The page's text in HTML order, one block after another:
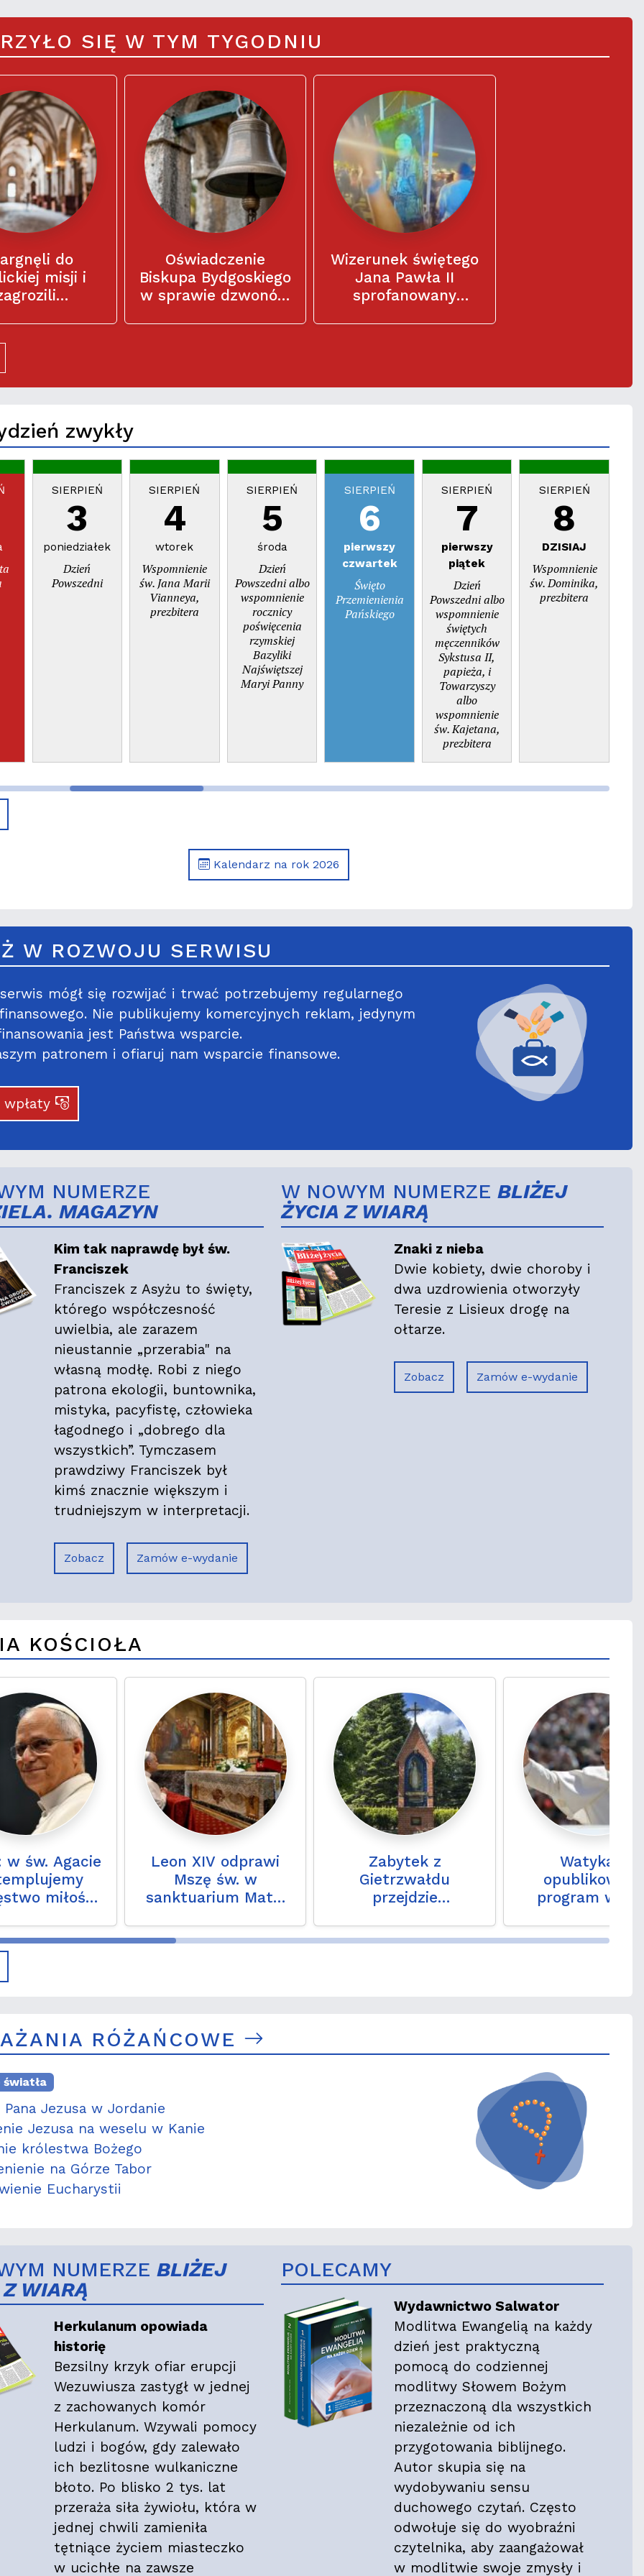
SIĘ W TYM TYGODNIU
do
misji i
tego
Oświadczenie
Biskupa Bydgoskiego
w sprawie dzwonów
Wizerunek świętego
Jana Pawła II
sprofanowany
zwykły
SIERPIEŃ
3
poniedziałek
Dzień
Powszedni
SIERPIEŃ
4
wtorek
Wspomnienie
św. Jana Marii
Vianneya,
prezbitera
SIERPIEŃ
5
środa
Dzień
Powszedni albo
wspomnienie
rocznicy
poświęcenia
rzymskiej
Bazyliki
Najświętszej
Maryi Panny
SIERPIEŃ
6
pierwszy
czwartek
Święto
Przemienienia
Pańskiego
SIERPIEŃ
7
pierwszy
piątek
Dzień
Powszedni albo
wspomnienie
świętych
męczenników
Sykstusa II,
papieża, i
Towarzyszy
albo
wspomnienie
św. Kajetana,
prezbitera
SIERPIEŃ
8
DZISIAJ
Wspomnienie
św. Dominika,
prezbitera
Kalendarz na rok 2026
W ROZWOJU SERWISU
mógł się rozwijać i trwać potrzebujemy regularnego
Nie publikujemy komercyjnych reklam, jedynym
jest Państwa wsparcie.
patronem i ofiaruj nam wsparcie finansowe.
wpłaty
NUMERZE
MAGAZYN
Kim tak naprawdę był św.
Franciszek
Franciszek z Asyżu to święty,
którego współczesność
uwielbia, ale zarazem
nieustannie „przerabia" na
własną modłę. Robi z niego
patrona ekologii, buntownika,
mistyka, pacyfistę, człowieka
łagodnego i „dobrego dla
wszystkich”. Tymczasem
prawdziwy Franciszek był
kimś znacznie większym i
trudniejszym w interpretacji.
Zobacz Zamów e-wydanie
W NOWYM NUMERZE BLIŻEJ
ŻYCIA Z WIARĄ
Znaki z nieba
Dwie kobiety, dwie choroby i
dwa uzdrowienia otworzyły
Teresie z Lisieux drogę na
ołtarze.
Zobacz Zamów e-wydanie
KOŚCIOŁA
w św. Agacie
miłości
Leon XIV odprawi
Mszę św. w
sanktuarium Matki
Genazzano
Zabytek z
Gietrzwałdu
przejdzie
niezwykły zapis
Watykan:
program
RÓŻAŃCOWE
światła
Pana Jezusa w Jordanie
Jezusa na weselu w Kanie
królestwa Bożego
na Górze Tabor
Eucharystii
NUMERZEBLIŻEJ
WIARĄ
Herkulanum opowiada
historię
Bezsilny krzyk ofiar erupcji
Wezuwiusza zastygł w jednej
z zachowanych komór
Herkulanum. Wzywali pomocy
ludzi i bogów, gdy zalewało
ich bezlitosne wulkaniczne
błoto. Po blisko 2 tys. lat
przeraża siła żywiołu, która w
jednej chwili zamieniła
tętniące życiem miasteczko
w ucichłe na zawsze
POLECAMY
Wydawnictwo Salwator
Modlitwa Ewangelią na każdy
dzień jest praktyczną
pomocą do codziennej
modlitwy Słowem Bożym
przeznaczoną dla wszystkich
niezależnie od ich
przygotowania biblijnego.
Autor skupia się na
wydobywaniu sensu
duchowego czytań. Często
odwołuje się do wyobraźni
czytelnika, aby zaangażował
w modlitwie swoje zmysły i